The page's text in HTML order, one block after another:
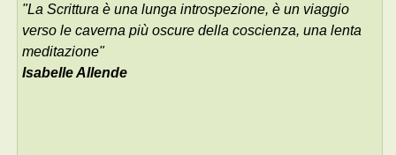
"La Scrittura è una lunga introspezione, è un viaggio
verso le caverna più oscure della coscienza, una lenta
meditazione"
Isabelle Allende